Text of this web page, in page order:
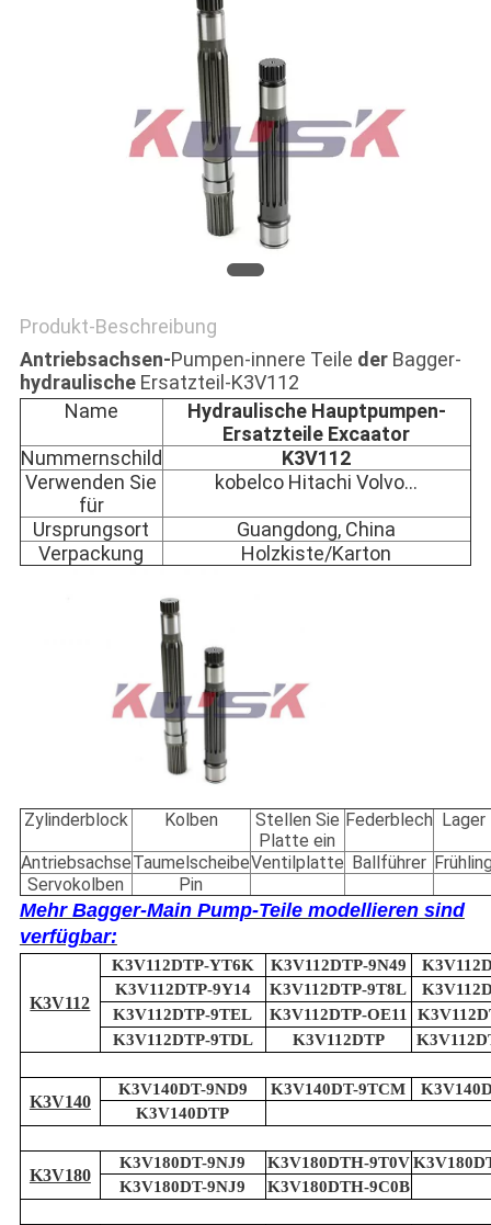
SITEMAP
Produkt-Beschreibung
Antriebsachsen-Pumpen-innere Teile derBagger-
hydraulischeErsatzteil-K3V112
Name
Hydraulische Hauptpumpen-
Ersatzteile Excaator
Nummernschild
K3V112
Verwenden Sie
für
kobelco Hitachi Volvo…
Ursprungsort
Guangdong, China
Verpackung
Holzkiste/Karton
Zylinderblock Kolben
Stellen Sie
Platte ein
Federblech Lager
AntriebsachseTaumelscheibeVentilplatte Ballführer
Servokolben
Pin
Mehr Bagger-Main Pump-Teile modellieren sind
verfügbar:
K3V112
K3V112DTP-YT6K K3V112DTP-9N49
K3V112DTP-9Y14
K3V112DTP-9T8L
K3V112DTP-9TEL
K3V112DTP-OE11
K3V112DTP-9TDL
K3V112DTP
K3V140
K3V140DT-9ND9 K3V140DT-9TCM
K3V140DTP
K3V180
K3V180DT-9NJ9 K3V180DTH-9T0V
K3V180DT-9NJ9
K3V180DTH-9C0B